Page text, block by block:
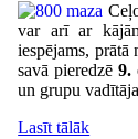
var arī ar
iespējams,
savā pieredzē 9.
un grupu
Lasīt tālāk